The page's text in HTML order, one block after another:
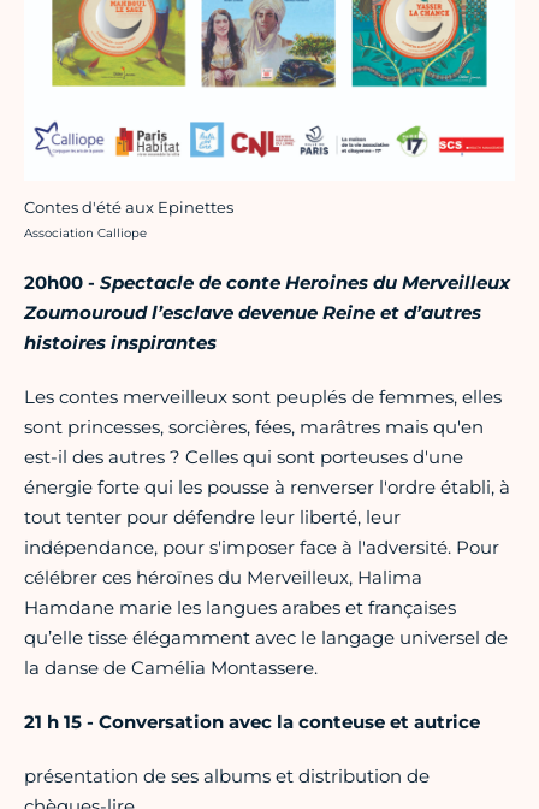
Contes d'été aux Epinettes
Crédit photo :
Association Calliope
20h00 - Spectacle de conte Heroines du Merveilleux
Zoumouroud l’esclave devenue Reine et d’autres
histoires inspirantes
Les contes merveilleux sont peuplés de femmes, elles
sont princesses, sorcières, fées, marâtres mais qu'en
est-il des autres ? Celles qui sont porteuses d'une
énergie forte qui les pousse à renverser l'ordre établi, à
tout tenter pour défendre leur liberté, leur
indépendance, pour s'imposer face à l'adversité. Pour
célébrer ces héroïnes du Merveilleux, Halima
Hamdane marie les langues arabes et françaises
qu’elle tisse élégamment avec le langage universel de
la danse de Camélia Montassere.
21 h 15 - Conversation avec la conteuse et autrice
présentation de ses albums et distribution de